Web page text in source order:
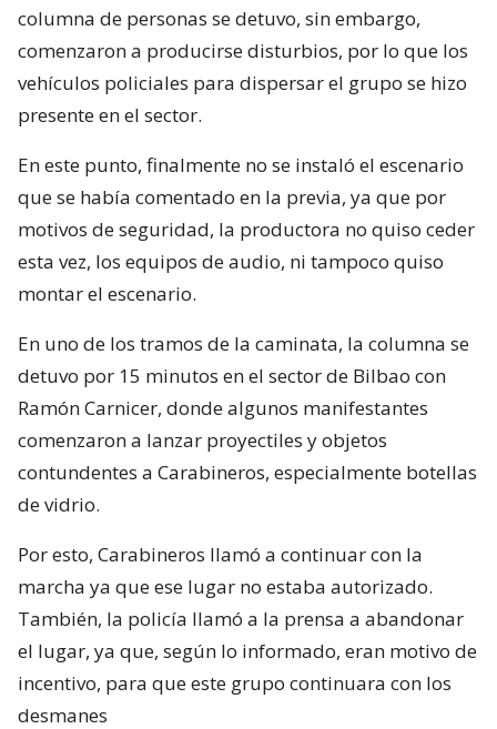
columna de personas se detuvo, sin embargo,
comenzaron a producirse disturbios, por lo que los
vehículos policiales para dispersar el grupo se hizo
presente en el sector.
En este punto, finalmente no se instaló el escenario
que se había comentado en la previa, ya que por
motivos de seguridad, la productora no quiso ceder
esta vez, los equipos de audio, ni tampoco quiso
montar el escenario.
En uno de los tramos de la caminata, la columna se
detuvo por 15 minutos en el sector de Bilbao con
Ramón Carnicer, donde algunos manifestantes
comenzaron a lanzar proyectiles y objetos
contundentes a Carabineros, especialmente botellas
de vidrio.
Por esto, Carabineros llamó a continuar con la
marcha ya que ese lugar no estaba autorizado.
También, la policía llamó a la prensa a abandonar
el lugar, ya que, según lo informado, eran motivo de
incentivo, para que este grupo continuara con los
desmanes